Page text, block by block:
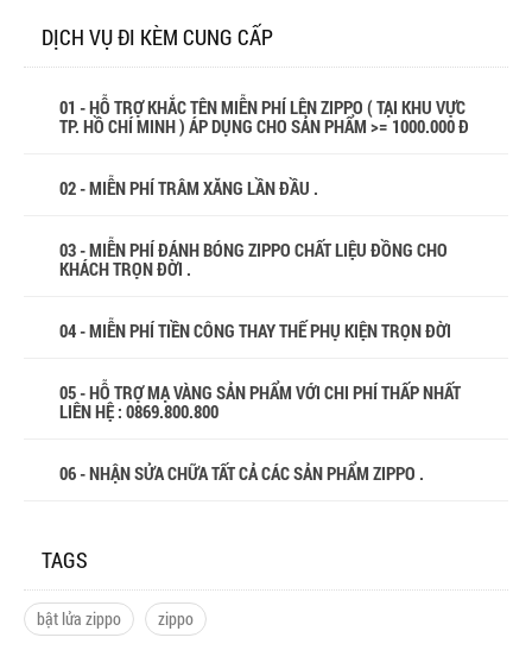
DỊCH VỤ ĐI KÈM CUNG CẤP
01 - HỖ TRỢ KHẮC TÊN MIỄN PHÍ LÊN ZIPPO ( TẠI KHU VỰC
TP. HỒ CHÍ MINH ) ÁP DỤNG CHO SẢN PHẨM >= 1000.000 Đ
02 - MIỄN PHÍ TRÂM XĂNG LẦN ĐẦU .
03 - MIỄN PHÍ ĐÁNH BÓNG ZIPPO CHẤT LIỆU ĐỒNG CHO
KHÁCH TRỌN ĐỜI .
04 - MIỄN PHÍ TIỀN CÔNG THAY THẾ PHỤ KIỆN TRỌN ĐỜI
05 - HỖ TRỢ MẠ VÀNG SẢN PHẨM VỚI CHI PHÍ THẤP NHẤT
LIÊN HỆ : 0869.800.800
06 - NHẬN SỬA CHỮA TẤT CẢ CÁC SẢN PHẨM ZIPPO .
TAGS
bật lửa zippo zippo